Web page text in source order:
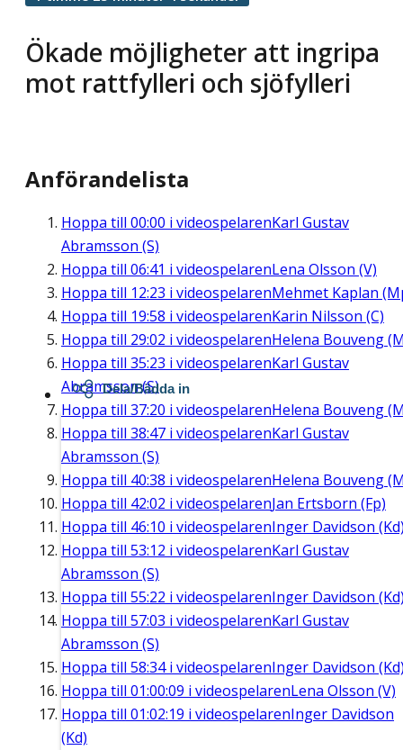
Ökade möjligheter att ingripa
mot rattfylleri och sjöfylleri
Anförandelista
Hoppa till 00:00 i videospelarenKarl Gustav
Abramsson (S)
Hoppa till 06:41 i videospelarenLena Olsson (V)
Hoppa till 12:23 i videospelarenMehmet Kaplan
Hoppa till 19:58 i videospelarenKarin Nilsson (C)
Hoppa till 29:02 i videospelarenHelena Bouveng
Hoppa till 35:23 i videospelarenKarl Gustav
Abramsson (S)
Hoppa till 37:20 i videospelarenHelena Bouveng
Hoppa till 38:47 i videospelarenKarl Gustav
Abramsson (S)
Hoppa till 40:38 i videospelarenHelena Bouveng
Hoppa till 42:02 i videospelarenJan Ertsborn (Fp)
Hoppa till 46:10 i videospelarenInger Davidson
Hoppa till 53:12 i videospelarenKarl Gustav
Abramsson (S)
Hoppa till 55:22 i videospelarenInger Davidson
Hoppa till 57:03 i videospelarenKarl Gustav
Abramsson (S)
Hoppa till 58:34i videospelarenInger Davidson
Hoppa till 01:00:09 i videospelarenLena Olsson (V)
Hoppa till 01:02:19 i videospelarenInger Davidson
(Kd)
Dela/Bädda in